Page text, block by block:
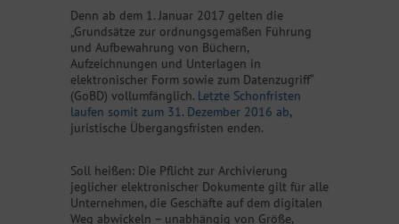
Denn ab dem 1. Januar 2017 gelten die
„Grundsätze zur ordnungsgemäßen Führung
und Aufbewahrung von Büchern,
Aufzeichnungen und Unterlagen in
elektronischer Form sowie zum Datenzugriff“
(GoBD) vollumfänglich. Letzte Schonfristen
laufen somit zum 31. Dezember 2016 ab,
juristische Übergangsfristen enden.
Soll heißen: Die Pflicht zur Archivierung
jeglicher elektronischer Dokumente gilt für alle
Unternehmen, die Geschäfte auf dem digitalen
Weg abwickeln – unabhängig von Größe,